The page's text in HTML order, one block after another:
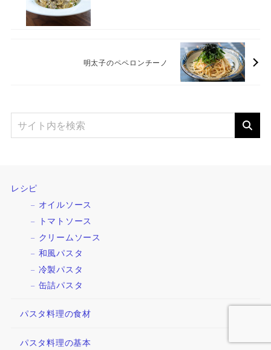
明太子のペペロンチーノ
レシピ
オイルソース
トマトソース
クリームソース
和風パスタ
冷製パスタ
缶詰パスタ
パスタ料理の食材
パスタ料理の基本